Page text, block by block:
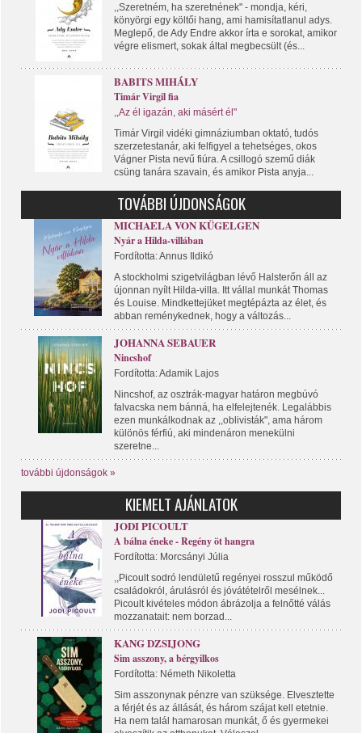
,,Szeretném, ha szeretnének" - mondja, kéri,
könyörgi egy költői hang, ami hamisítatlanul adys.
Meglepő, de Ady Endre akkor írta e sorokat, amikor
végre elismert, sokak által megbecsült (és...
BABITS MIHÁLY
Timár Virgil fia
,,Az él igazán, aki másért él"
Timár Virgil vidéki gimnáziumban oktató, tudós
szerzetestanár, aki felfigyel a tehetséges, okos
Vágner Pista nevű fiúra. A csillogó szemű diák
csüng tanára szavain, és amikor Pista anyja...
TOVÁBBI ÚJDONSÁGOK
MICHAELA VON KÜGELGEN
Nyár a Hilda-villában
Fordította: Annus Ildikó
A stockholmi szigetvilágban lévő Halsterőn áll az
újonnan nyílt Hilda-villa. Itt vállal munkát Thomas
és Louise. Mindkettejüket megtépázta az élet, és
abban reménykednek, hogy a változás...
JOHANNA SEBAUER
Nincshof
Fordította: Adamik Lajos
Nincshof, az osztrák-magyar határon megbúvó
falvacska nem bánná, ha elfelejtenék. Legalábbis
ezen munkálkodnak az ,,oblivisták", ama három
különös férfiú, aki mindenáron menekülni
szeretne...
további újdonságok »
KIEMELT AJÁNLATOK
JODI PICOULT
A bálna éneke - Regény öt hangra
Fordította: Morcsányi Júlia
,,Picoult sodró lendületű regényei rosszul működő
családokról, árulásról és jóvátételről mesélnek...
Picoult kivételes módon ábrázolja a felnőtté válás
mozzanatait: nem borzad...
KANG DZSIJONG
Sim asszony, a bérgyilkos
Fordította: Németh Nikoletta
Sim asszonynak pénzre van szüksége. Elvesztette
a férjét és az állását, és három szájat kell etetnie.
Ha nem talál hamarosan munkát, ő és gyermekei